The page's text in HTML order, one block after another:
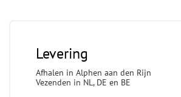
Levering
Afhalen in Alphen aan den Rijn
Vezenden in NL, DE en BE